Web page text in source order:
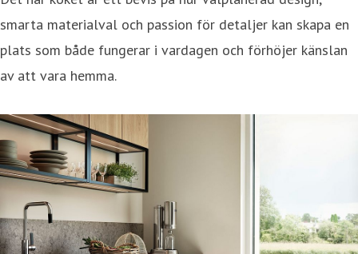
smarta materialval och passion för detaljer kan skapa en
plats som både fungerar i vardagen och förhöjer känslan
av att vara hemma.